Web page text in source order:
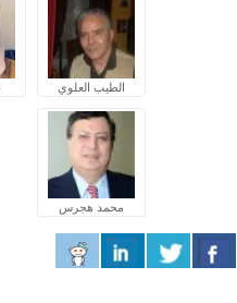
الطيب العلوي
محمد هجرس